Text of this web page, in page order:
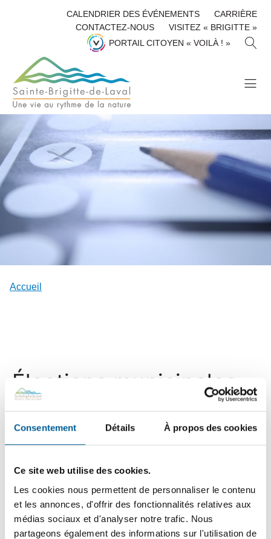
Consentement Détails À propos des cookies
Ce site web utilise des cookies.
Les cookies nous permettent de personnaliser le contenu
et les annonces, d'offrir des fonctionnalités relatives aux
médias sociaux et d'analyser notre trafic. Nous
partageons également des informations sur l'utilisation de
CALENDRIER DES ÉVÉNEMENTS
CARRIÈRE
CONTACTEZ-NOUS
VISITEZ « BRIGITTE »
PORTAIL CITOYEN « VOILÀ ! »
H
H
R
Accueil
Élections municipales
Aucun résultat trouvé.
Liste
Upcoming
Choisir
la
date.
Évènements
précédents Aujourd'hui